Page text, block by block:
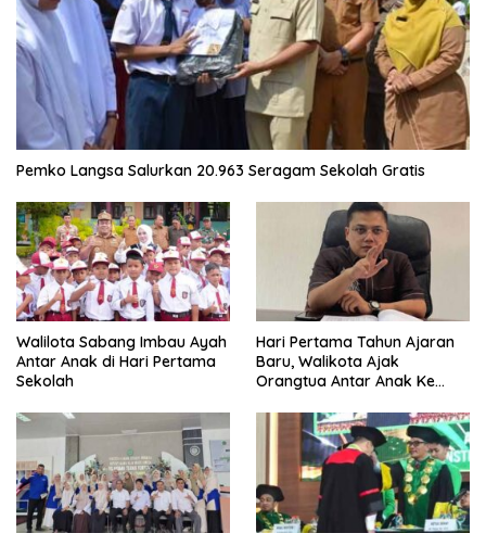
Pemko Langsa Salurkan 20.963 Seragam Sekolah Gratis
Walilota Sabang Imbau Ayah
Antar Anak di Hari Pertama
Sekolah
Hari Pertama Tahun Ajaran
Baru, Walikota Ajak
Orangtua Antar Anak Ke